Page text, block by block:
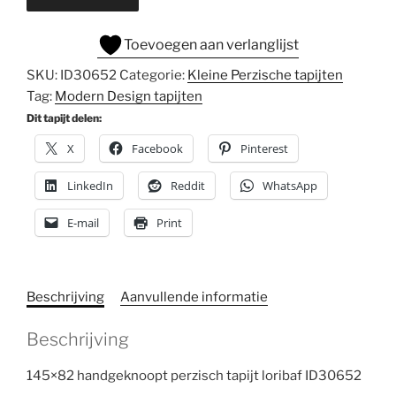
Toevoegen aan verlanglijst
SKU: ID30652 Categorie: Kleine Perzische tapijten
Tag: Modern Design tapijten
Dit tapijt delen:
X Facebook Pinterest
LinkedIn Reddit WhatsApp
E-mail Print
Beschrijving Aanvullende informatie
Beschrijving
145×82 handgeknoopt perzisch tapijt loribaf ID30652